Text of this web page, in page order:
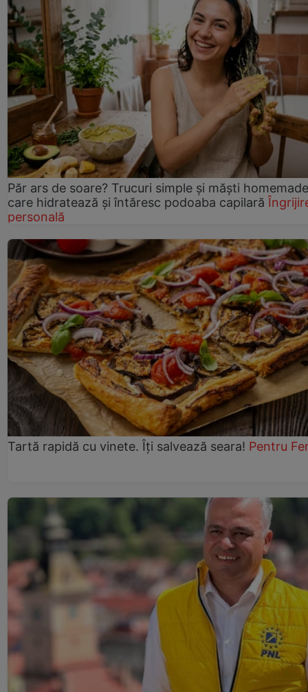
Păr ars de soare? Trucuri simple și măști homemade
care hidratează și întăresc podoaba capilară
personală
Tartă rapidă cu vinete. Îți salvează seara! Pentru